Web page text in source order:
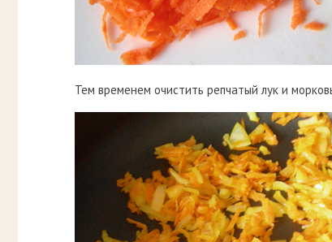
Тем временем очистить репчатый лук и